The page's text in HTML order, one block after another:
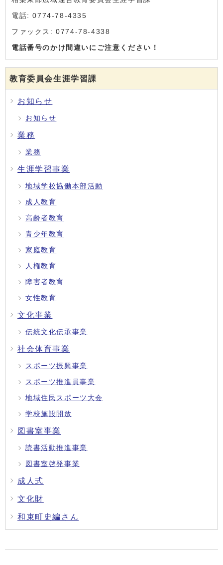
電話: 0774-78-4335
ファックス: 0774-78-4338
電話番号のかけ間違いにご注意ください！
教育委員会生涯学習課
お知らせ
お知らせ
業務
業務
生涯学習事業
地域学校協働本部活動
成人教育
高齢者教育
青少年教育
家庭教育
人権教育
障害者教育
女性教育
文化事業
伝統文化伝承事業
社会体育事業
スポーツ振興事業
スポーツ推進員事業
地域住民スポーツ大会
学校施設開放
図書室事業
読書活動推進事業
図書室啓発事業
成人式
文化財
和束町史編さん